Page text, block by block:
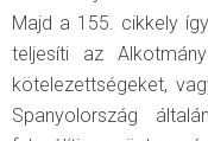
Majd a 155. cikkely
teljesíti az
kötelezettségeket,
Spanyolország